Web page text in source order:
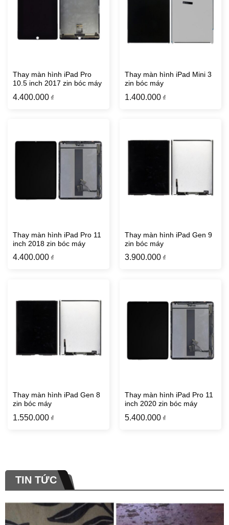
Thay màn hình iPad Pro
10.5 inch 2017 zin bóc máy
4.400.000 ₫
Thay màn hình iPad Mini 3
zin bóc máy
1.400.000 ₫
Thay màn hình iPad Pro 11
inch 2018 zin bóc máy
4.400.000 ₫
Thay màn hình iPad Gen 9
zin bóc máy
3.900.000 ₫
Thay màn hình iPad Gen 8
zin bóc máy
1.550.000 ₫
Thay màn hình iPad Pro 11
inch 2020 zin bóc máy
5.400.000 ₫
TIN TỨC